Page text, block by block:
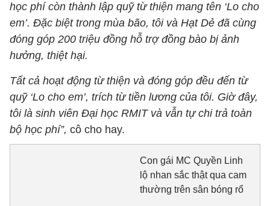
học phí còn thành lập quỹ từ thiện mang tên ‘Lo cho
em’. Đặc biệt trong mùa bão, tôi và Hạt Dẻ đã cùng
đóng góp 200 triệu đồng hỗ trợ đồng bào bị ảnh
hưởng, thiệt hại.
Tất cả hoạt động từ thiện và đóng góp đều đến từ
quỹ ‘Lo cho em’, trích từ tiền lương của tôi. Giờ đây,
tôi là sinh viên Đại học RMIT và vẫn tự chi trả toàn
bộ học phí”, cô cho hay.
Con gái MC Quyền Linh
lộ nhan sắc thật qua cam
thường trên sân bóng rổ